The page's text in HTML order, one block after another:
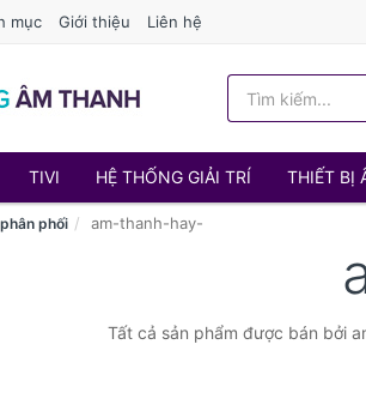
mục Giới thiệu Liên hệ
TIVI HỆ THỐNG GIẢI TRÍ THIẾT BỊ
phối am-thanh-hay-
Tất cả sản phẩm được bán bởi